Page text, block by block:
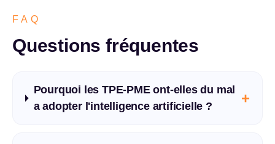
FAQ
Questions fréquentes
Pourquoi les TPE-PME ont-elles du mal
a adopter l'intelligence artificielle ?
+